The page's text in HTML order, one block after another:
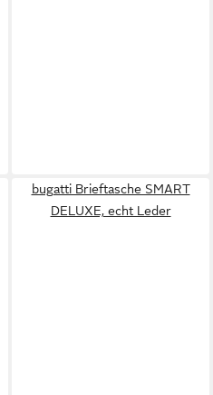
bugatti Brieftasche SMART
DELUXE, echt Leder